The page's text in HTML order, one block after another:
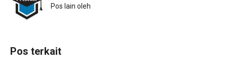
Pos lain oleh
Pos terkait